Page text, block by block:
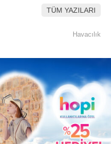
TÜM YAZILARI
Havacılık